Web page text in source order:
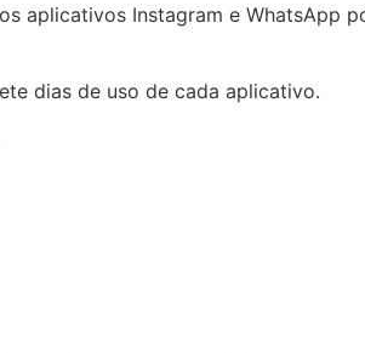
aplicativos Instagram e WhatsApp
dias de uso de cada aplicativo.